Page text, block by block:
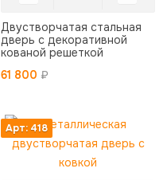
Двустворчатая стальная
дверь с декоративной
кованой решеткой
61 800 ₽
Арт: 418